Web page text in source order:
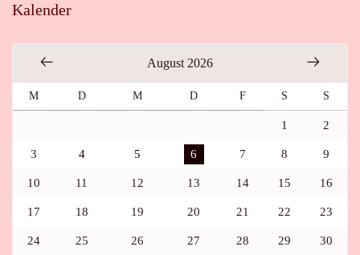
Kalender
August 2026
M D M D F S S
1 2
3 4 5 6 7 8 9
10 11 12 13 14 15 16
17 18 19 20 21 22 23
24 25 26 27 28 29 30